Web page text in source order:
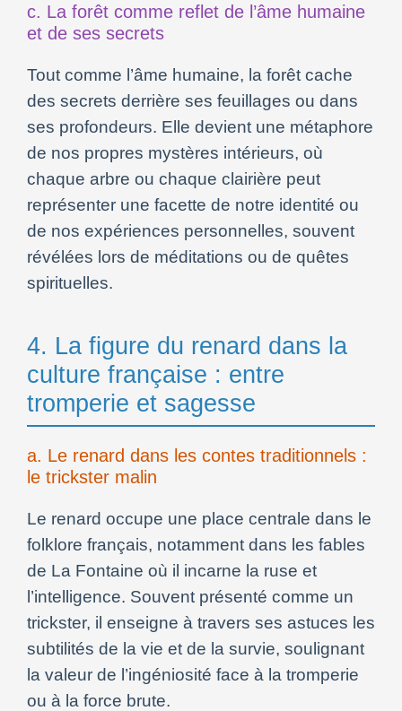
c. La forêt comme reflet de l’âme humaine
et de ses secrets
Tout comme l’âme humaine, la forêt cache
des secrets derrière ses feuillages ou dans
ses profondeurs. Elle devient une métaphore
de nos propres mystères intérieurs, où
chaque arbre ou chaque clairière peut
représenter une facette de notre identité ou
de nos expériences personnelles, souvent
révélées lors de méditations ou de quêtes
spirituelles.
4. La figure du renard dans la
culture française : entre
tromperie et sagesse
a. Le renard dans les contes traditionnels :
le trickster malin
Le renard occupe une place centrale dans le
folklore français, notamment dans les fables
de La Fontaine où il incarne la ruse et
l’intelligence. Souvent présenté comme un
trickster, il enseigne à travers ses astuces les
subtilités de la vie et de la survie, soulignant
la valeur de l’ingéniosité face à la tromperie
ou à la force brute.